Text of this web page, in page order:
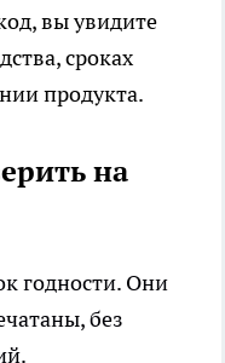
вы увидите
сроках
продукта.
на
годности. Они
без